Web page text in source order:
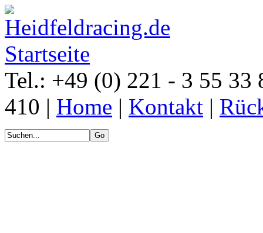
Tel.: +49 (0) 221 - 3 55 33
410 | Home | Kontakt |